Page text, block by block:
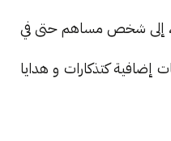
إلى شخص مساهم حتى في
إضافية كتذكارات و هدايا